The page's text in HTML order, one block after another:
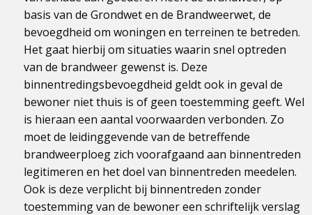
basis van de Grondwet en de Brandweerwet, de
bevoegdheid om woningen en terreinen te betreden.
Het gaat hierbij om situaties waarin snel optreden
van de brandweer gewenst is. Deze
binnentredingsbevoegdheid geldt ook in geval de
bewoner niet thuis is of geen toestemming geeft. Wel
is hieraan een aantal voorwaarden verbonden. Zo
moet de leidinggevende van de betreffende
brandweerploeg zich voorafgaand aan binnentreden
legitimeren en het doel van binnentreden meedelen.
Ook is deze verplicht bij binnentreden zonder
toestemming van de bewoner een schriftelijk verslag